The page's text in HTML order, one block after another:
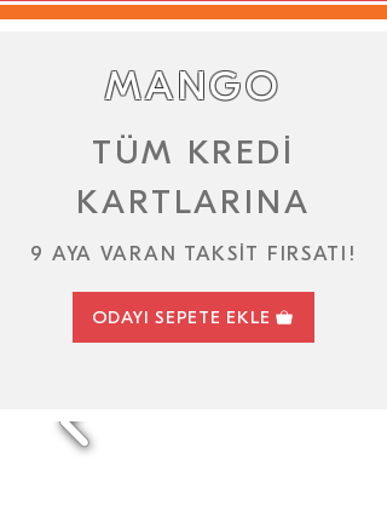
MANGO
TÜM KREDİ
KARTLARINA
9 AYA VARAN TAKSİT FIRSATI!
ODAYI SEPETE EKLE